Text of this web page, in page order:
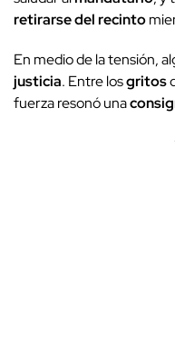
retirarse del recinto
En medio de la tensión,
justicia. Entre losgritos
fuerza resonó una